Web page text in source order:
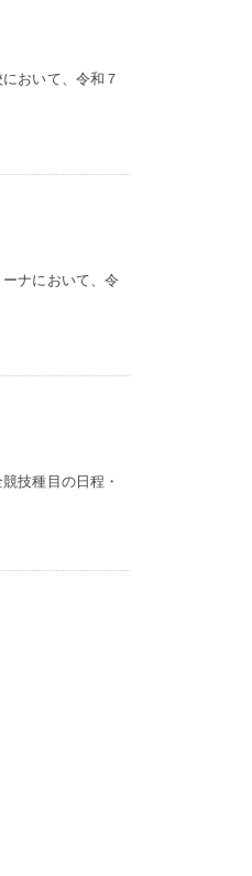
おいて、令和７
ナにおいて、令
技種目の日程・